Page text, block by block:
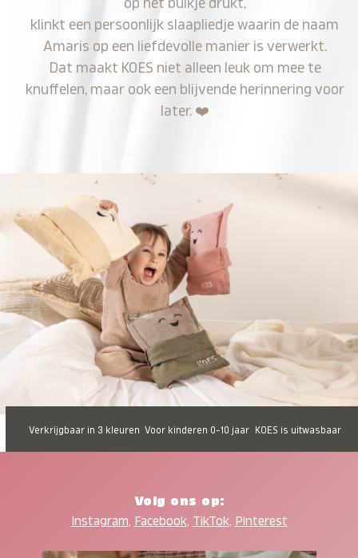
op het buikje drukt,
klinkt een persoonlijk slaapliedje waarin de naam
Amaris op een liefdevolle manier is verwerkt.
Dat maakt KOES niet alleen leuk om mee te
knuffelen, maar ook een blijvende herinnering voor
later. ❤️
Verkrijgbaar in 3 kleuren Voor kinderen 0-10 jaar KOES is uitwasbaar
Volg ons op:
Instagram, Facebook, TikTok, Pinterest